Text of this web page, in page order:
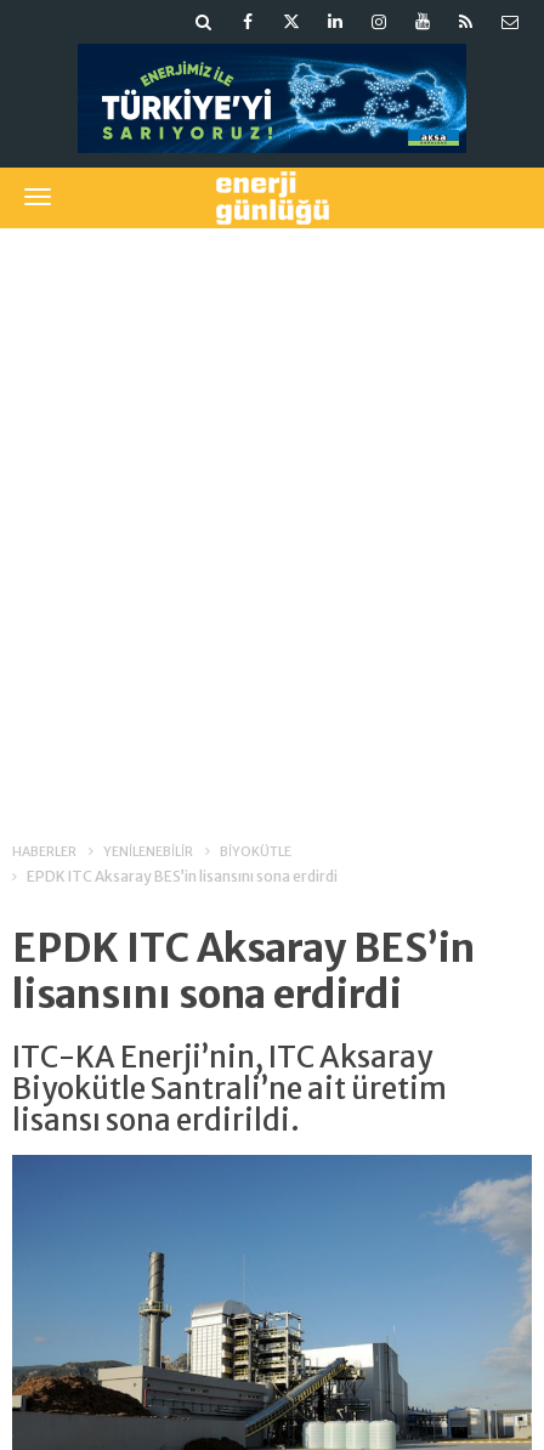
HABERLER YENİLENEBİLİR BİYOKÜTLE
EPDK ITC Aksaray BES’in lisansını sona erdirdi
EPDK ITC Aksaray BES’in
lisansını sona erdirdi
ITC-KA Enerji’nin, ITC Aksaray
Biyokütle Santrali’ne ait üretim
lisansı sona erdirildi.